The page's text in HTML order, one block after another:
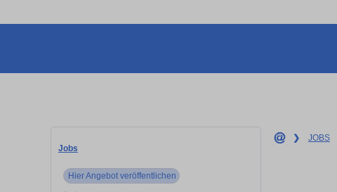
Jobs
Hier Angebot veröffentlichen
❯ JOBS